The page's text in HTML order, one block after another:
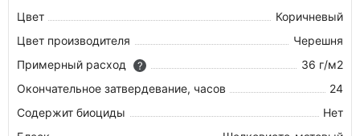
Цвет
Коричневый
Цвет производителя
Черешня
Примерный расход
?
36 г/м2
Окончательное затвердевание, часов
24
Содержит биоциды
Нет